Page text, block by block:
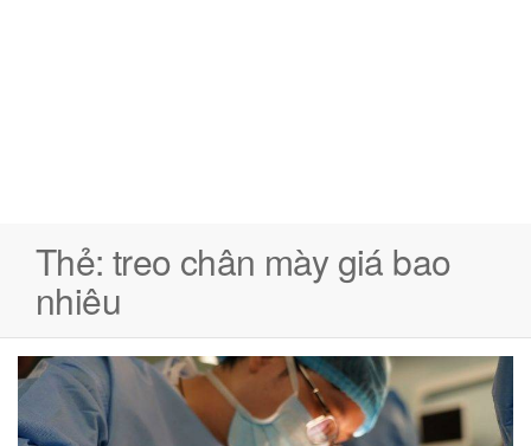
Thẻ: treo chân mày giá bao
nhiêu